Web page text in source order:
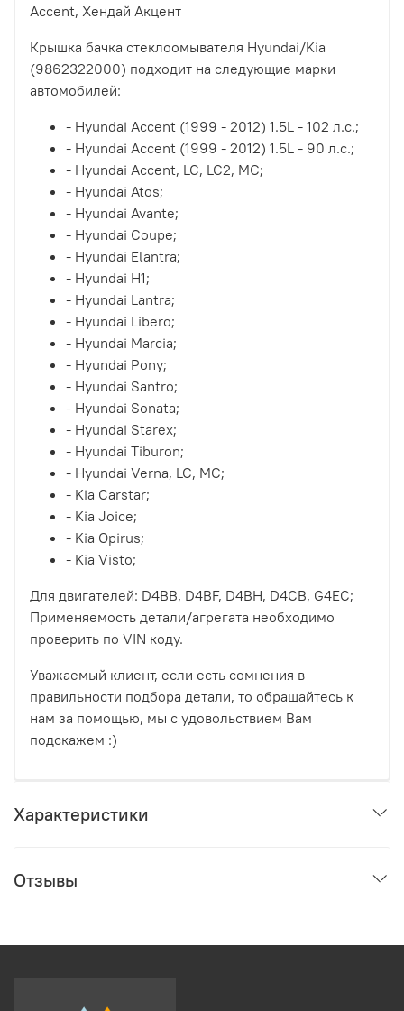
Accent, Хендай Акцент
Крышка бачка стеклоомывателя Hyundai/Kia
(9862322000) подходит на следующие марки
автомобилей:
- Hyundai Accent (1999 - 2012) 1.5L - 102 л.с.;
- Hyundai Accent (1999 - 2012) 1.5L - 90 л.с.;
- Hyundai Accent, LC, LC2, MC;
- Hyundai Atos;
- Hyundai Avante;
- Hyundai Coupe;
- Hyundai Elantra;
- Hyundai H1;
- Hyundai Lantra;
- Hyundai Libero;
- Hyundai Marcia;
- Hyundai Pony;
- Hyundai Santro;
- Hyundai Sonata;
- Hyundai Starex;
- Hyundai Tiburon;
- Hyundai Verna, LC, MC;
- Kia Carstar;
- Kia Joice;
- Kia Opirus;
- Kia Visto;
Для двигателей: D4BB, D4BF, D4BH, D4CB, G4EC;
Применяемость детали/агрегата необходимо
проверить по VIN коду.
Уважаемый клиент, если есть сомнения в
правильности подбора детали, то обращайтесь к
нам за помощью, мы с удовольствием Вам
подскажем :)
Характеристики
Отзывы